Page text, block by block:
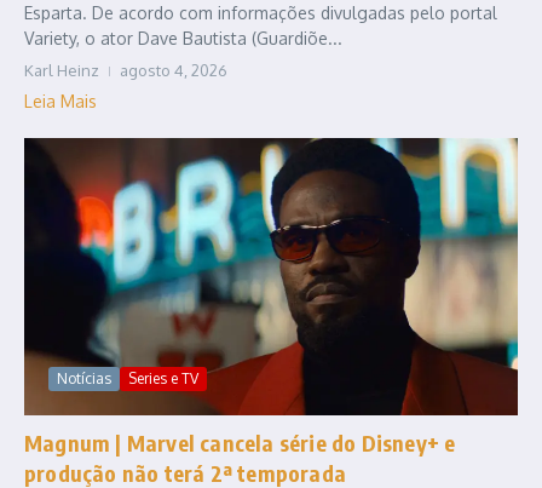
Esparta. De acordo com informações divulgadas pelo portal
Variety, o ator Dave Bautista (Guardiõe...
Karl Heinz agosto 4, 2026
Leia Mais
Notícias Series e TV
Magnum | Marvel cancela série do Disney+ e
produção não terá 2ª temporada